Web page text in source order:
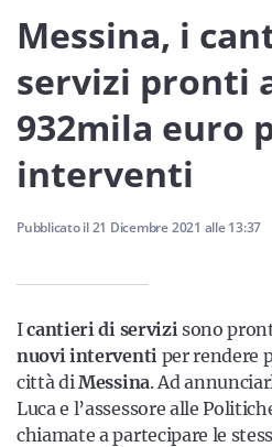
Economia
Sport
Sicilia
Servizi
Resta sempre aggiornato con le
nostra newsletter
Iscriviti
Messina, i
servizi pronti
932mila euro
interventi
Pubblicato il21 Dicembre 2021 alle13:37
Icantieri di servizisono
nuovi interventiper rendere
città diMessina. Ad
Luca e l’assessore alle
chiamate a partecipare le